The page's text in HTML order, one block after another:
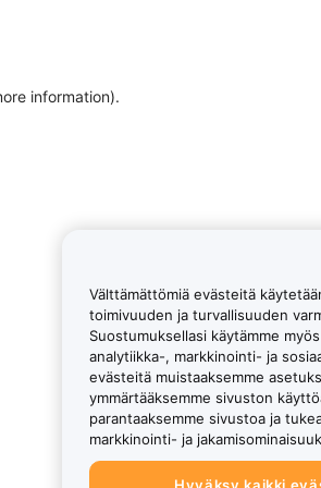
information).
Välttämättömiä evästeitä
toimivuuden ja turvallisuuden
Suostumuksellasi käytämme
analytiikka-, markkinointi- ja
evästeitä muistaaksemme
ymmärtääksemme sivuston
parantaaksemme sivustoa ja
markkinointi- ja